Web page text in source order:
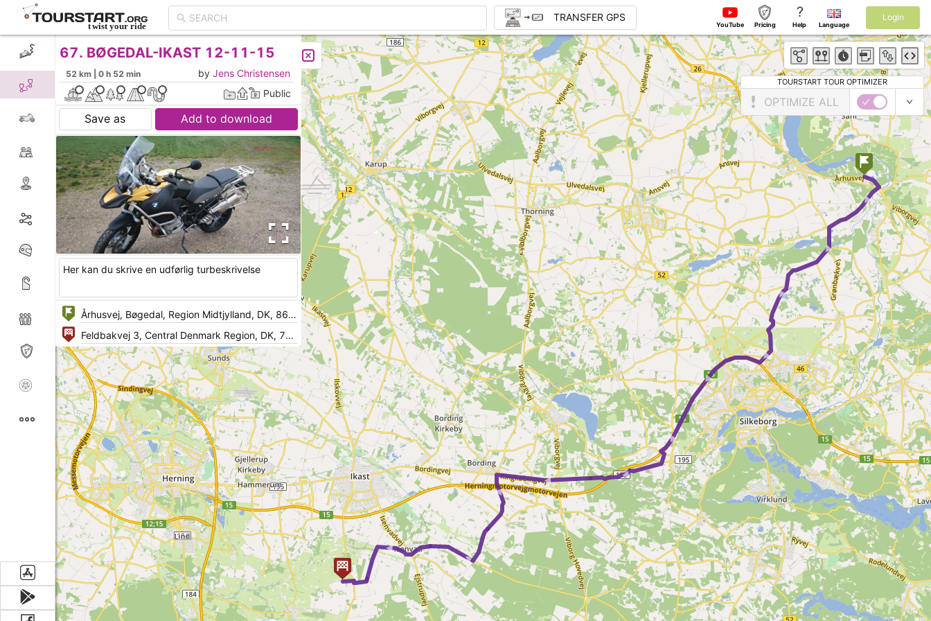
►
►
► ►
► ► ► ► ► ► ►
TRANSFER GPS
YouTube Pricing
?
Help Language
Login
CREATE TOUR LIST
67. BØGEDAL-IKAST 12-11-15
52 km | 0 h 52 min by Jens Christensen
Public
Save as Add to download
Her kan du skrive en udførlig turbeskrivelse
TOURSTART TOUR OPTIMIZER
OPTIMIZE ALL